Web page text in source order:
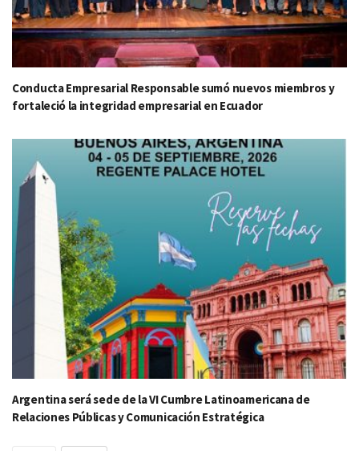
Conducta Empresarial Responsable sumó nuevos miembros y
fortaleció la integridad empresarial en Ecuador
Argentina será sede de la VI Cumbre Latinoamericana de
Relaciones Públicas y Comunicación Estratégica